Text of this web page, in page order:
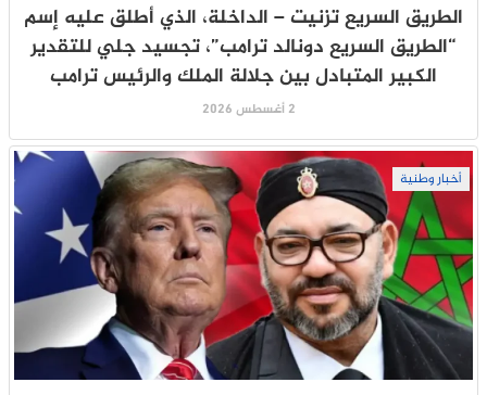
الطريق السريع تزنيت – الداخلة، الذي أطلق عليه إسم
“الطريق السريع دونالد ترامب”، تجسيد جلي للتقدير
الكبير المتبادل بين جلالة الملك والرئيس ترامب
2 أغسطس 2026
أخبار وطنية